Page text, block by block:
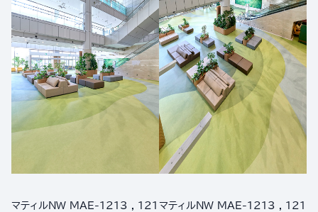
マティルNW MAE-1213 , 121 マティルNW MAE-1213 , 121